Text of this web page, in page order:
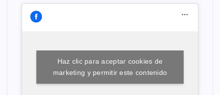
Haz clic para aceptar cookies de
marketing y permitir este contenido